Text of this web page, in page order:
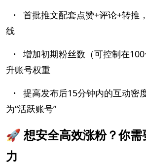
· 首批推文配套点赞+评论+转推
线
· 增加初期粉丝数（可控制在
升账号权重
· 提高发布后15分钟内的互动密
为“活跃账号”
🚀 想安全高效涨粉？你需
力